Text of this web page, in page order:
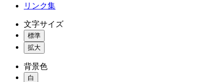
リンク集
文字サイズ
標準
拡大
背景色
白